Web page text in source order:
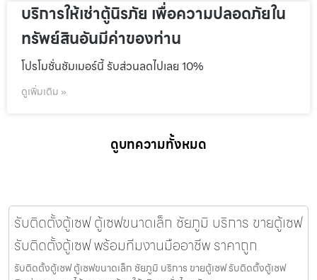
บริการให้เช่าตู้นิรภัย เพื่อความปลอดภัยใน
ทรัพย์สินอันมีค่าของท่าน
โปรโมชั่นชัมเมอร์นี้ รับส่วนลดไปเลย 10%
ดูเพิ่มเติม »
ดูบทความทั้งหมด
รับติดตั้งตู้เซฟ ตู้เซฟขนาดเล็ก ชัยภูมิ บริการ ขายตู้เซฟ
รับติดตั้งตู้เซฟ พร้อมทีมงานมืออาชีพ ราคาถูก
รับติดตั้งตู้เซฟ ตู้เซฟขนาดเล็ก ชัยภูมิ บริการ ขายตู้เซฟ รับติดตั้งตู้เซฟ